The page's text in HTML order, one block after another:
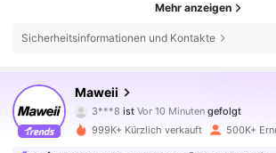
Mehr anzeigen
Sicherheitsinformationen und Kontakte
Maweii
s***9ist am Durchsuchen
4,78
350K Follower
999K+ Kürzlich verkauft 500K+